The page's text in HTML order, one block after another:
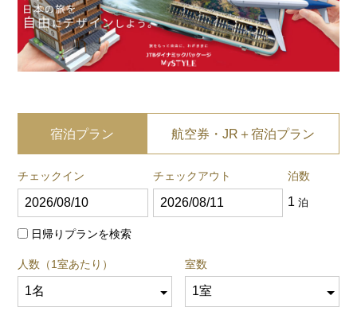
宿泊プラン 航空券・JR＋宿泊プラン
チェックイン チェックアウト 泊数
1 泊
日帰りプランを検索
人数（1室あたり） 室数